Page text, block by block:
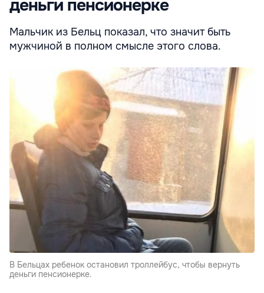
деньги пенсионерке
Мальчик из Бельц показал, что значит быть
мужчиной в полном смысле этого слова.
В Бельцах ребенок остановил троллейбус, чтобы вернуть
деньги пенсионерке.